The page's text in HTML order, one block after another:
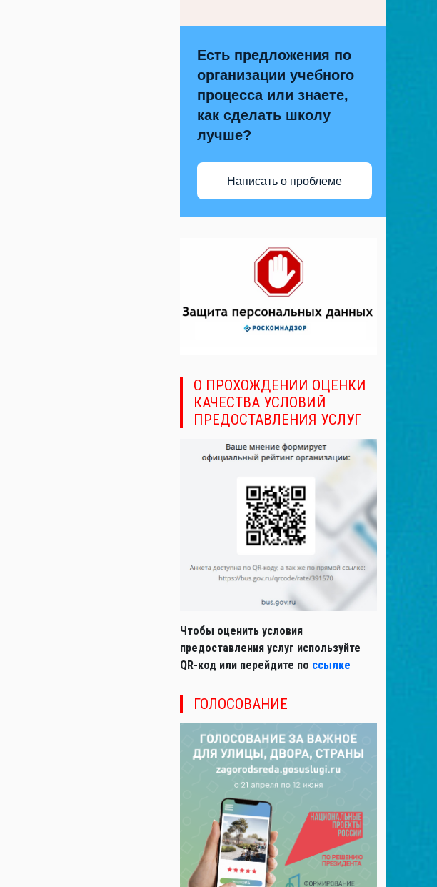
Есть предложения по
организации учебного
процесса или знаете,
как сделать школу
лучше?
Написать о проблеме
О ПРОХОЖДЕНИИ ОЦЕНКИ
КАЧЕСТВА УСЛОВИЙ
ПРЕДОСТАВЛЕНИЯ УСЛУГ
Чтобы оценить условия
предоставления услуг используйте
QR-код или перейдите по ссылке
ГОЛОСОВАНИЕ